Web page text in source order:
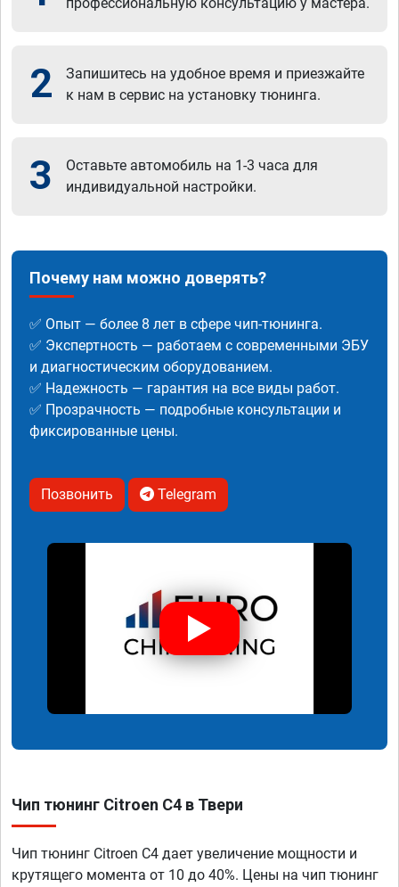
2
Запишитесь на удобное время и приезжайте
к нам в сервис на установку тюнинга.
3
Оставьте автомобиль на 1-3 часа для
индивидуальной настройки.
Почему нам можно доверять?
✅ Опыт — более 8 лет в сфере чип-тюнинга.
✅ Экспертность — работаем с современными ЭБУ
и диагностическим оборудованием.
✅ Надежность — гарантия на все виды работ.
✅ Прозрачность — подробные консультации и
фиксированные цены.
Позвонить Telegram
Чип тюнинг Citroen C4 в Твери
Чип тюнинг Citroen C4 дает увеличение мощности и
крутящего момента от 10 до 40%. Цены на чип тюнинг